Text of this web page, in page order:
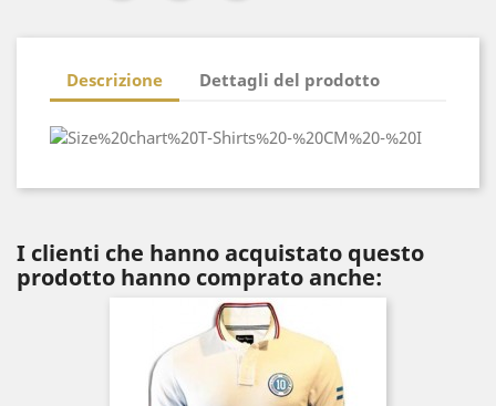
Descrizione Dettagli del prodotto
I clienti che hanno acquistato questo
prodotto hanno comprato anche: